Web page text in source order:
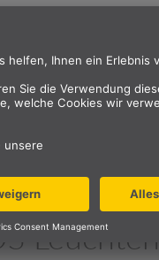
3.2 cm
0 kg